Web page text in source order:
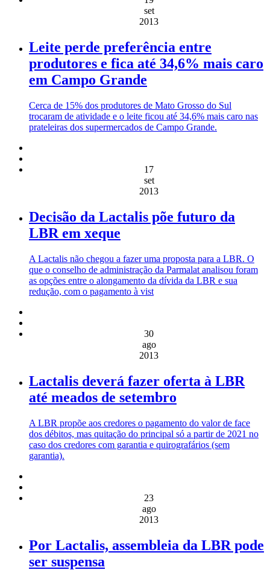
set
2013
Leite perde preferência entre
produtores e fica até 34,6% mais caro
em Campo Grande
Cerca de 15% dos produtores de Mato Grosso do Sul
trocaram de atividade e o leite ficou até 34,6% mais caro nas
prateleiras dos supermercados de Campo Grande.
17
set
2013
Decisão da Lactalis põe futuro da
LBR em xeque
A Lactalis não chegou a fazer uma proposta para a LBR. O
que o conselho de administração da Parmalat analisou foram
as opções entre o alongamento da dívida da LBR e sua
redução, com o pagamento à vist
30
ago
2013
Lactalis deverá fazer oferta à LBR
até meados de setembro
A LBR propõe aos credores o pagamento do valor de face
dos débitos, mas quitação do principal só a partir de 2021 no
caso dos credores com garantia e quirografários (sem
garantia).
23
ago
2013
Por Lactalis, assembleia da LBR pode
ser suspensa